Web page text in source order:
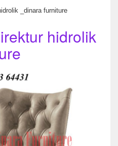
_dinara furniture
hidrolik